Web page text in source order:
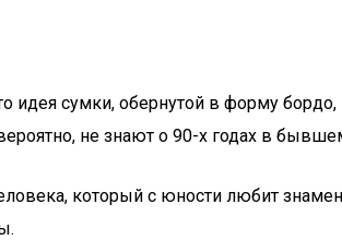
идея сумки, обернутой в форму
не знают о 90-х годах в
который с юности любит